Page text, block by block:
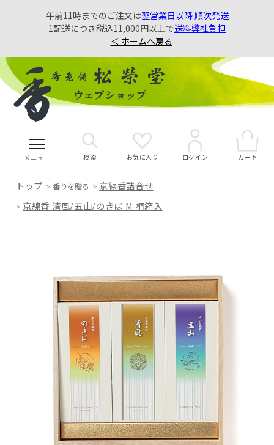
午前11時までのご注文は翌営業日以降 順次発送
1配送につき税込11,000円以上で送料弊社負担
＜ ホームへ戻る
メニュー 検索 お気に入り ログイン カート
> 香りを贈る > 京線香詰合せ
> 京線香 清風/五山/のきば M 桐箱入